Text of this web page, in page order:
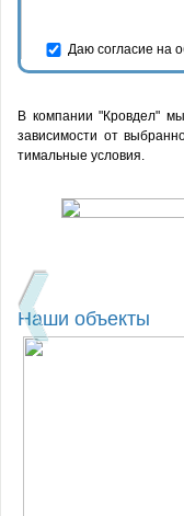
Даю согласие на
В компании "Кровдел"
зависимости от
тимальные условия.
Наши объекты